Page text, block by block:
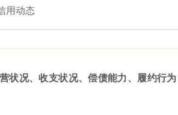
用动态
状况、收支状况、偿债能力、履约行为